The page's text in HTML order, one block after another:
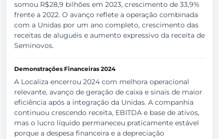
somou R$28,9 bilhões em 2023, crescimento de 33,9%
frente a 2022. O avanço reflete a operação combinada
com a Unidas por um ano completo, crescimento das
receitas de aluguéis e aumento expressivo da receita de
Seminovos.
Demonstrações Financeiras 2024
A Localiza encerrou 2024 com melhora operacional
relevante, avanço de geração de caixa e sinais de maior
eficiência após a integração da Unidas. A companhia
continuou crescendo receita, EBITDA e base de ativos,
mas o lucro líquido permaneceu praticamente estável
porque a despesa financeira e a depreciação